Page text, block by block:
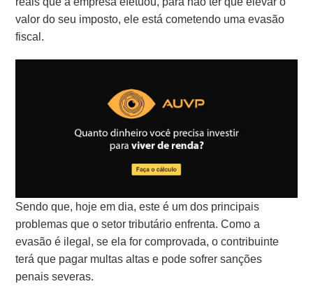
valor do seu imposto, ele está cometendo uma evasão
fiscal.
Sendo que, hoje em dia, este é um dos principais
problemas que o setor tributário enfrenta. Como a
evasão é ilegal, se ela for comprovada, o contribuinte
terá que pagar multas altas e pode sofrer sanções
penais severas.